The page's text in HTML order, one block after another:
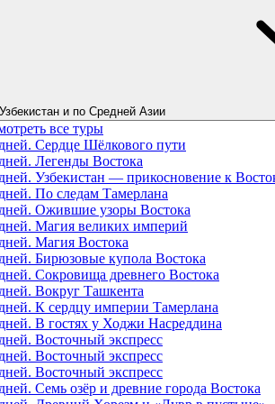
и по Средней Азии
все туры
Сердце Шёлкового пути
Легенды Востока
Узбекистан — прикосновение к
По следам Тамерлана
Ожившие узоры Востока
Магия великих империй
Магия Востока
Бирюзовые купола Востока
Сокровища древнего Востока
Вокруг Ташкента
К сердцу империи Тамерлана
В гостях у Ходжи Насреддина
Восточный экспресс
Восточный экспресс
Восточный экспресс
Семь озёр и древние города Востока